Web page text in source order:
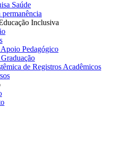
Saúde
permanência
Inclusiva
Pedagógico
de Registros Acadêmicos